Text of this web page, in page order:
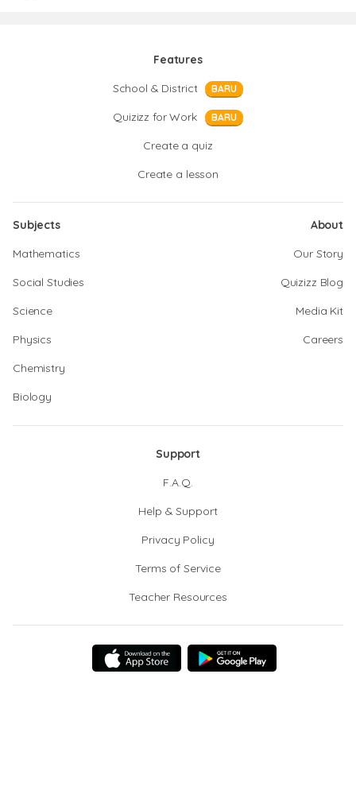
Features
School & District
BARU
Quizizz for Work BARU
Create a quiz
Create a lesson
Subjects
Mathematics
Social Studies
Science
Physics
Chemistry
Biology
About
Our Story
Quizizz Blog
Media Kit
Careers
Support
F.A.Q.
Help & Support
Privacy Policy
Terms of Service
Teacher Resources